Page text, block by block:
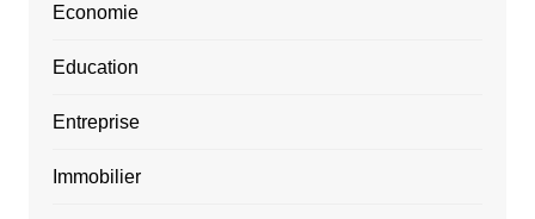
Economie
Education
Entreprise
Immobilier